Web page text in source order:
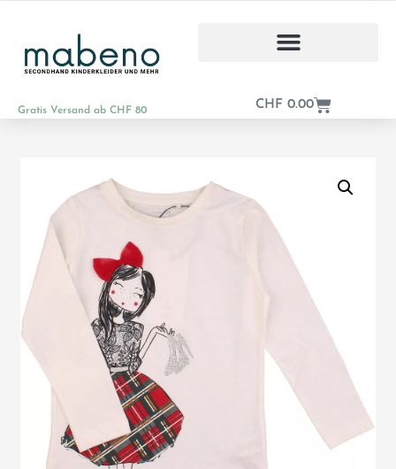
Gratis Versand ab CHF 80 CHF 0.00